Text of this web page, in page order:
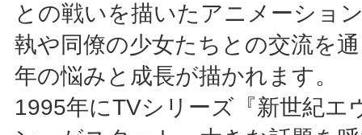
との戦いを描いたアニメーショ
執や同僚の少女たちとの交流を
年の悩みと成長が描かれます。
1995年にTVシリーズ『新世紀エ